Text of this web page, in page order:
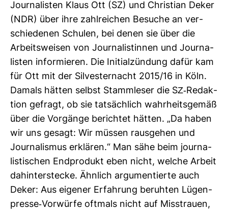
Jour­na­listen Klaus Ott (SZ) und Chris­tian Deker
(NDR) über ihre zahl­rei­chen Besuche an ver­
schie­denen Schulen, bei denen sie über die
Arbeits­weisen von Jour­na­lis­tinnen und Jour­na­
listen infor­mieren. Die Initi­al­zün­dung dafür kam
für Ott mit der Sil­ves­ter­nacht 2015/16 in Köln.
Damals hätten selbst Stamm­leser die SZ-​Redak­
tion gefragt, ob sie tat­säch­lich wahr­heits­gemäß
über die Vor­gänge berichtet hätten. „Da haben
wir uns gesagt: Wir müssen raus­gehen und
Jour­na­lismus erklären.“ Man sähe beim jour­na­
lis­ti­schen End­pro­dukt eben nicht, welche Arbeit
dahin­ter­stecke. Ähn­lich argu­men­tierte auch
Deker: Aus eigener Erfah­rung beruhten Lügen­
presse-​Vor­würfe oft­mals nicht auf Miss­trauen,